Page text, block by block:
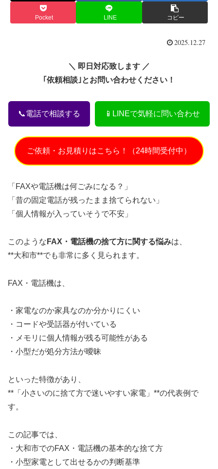
Pocket LINE コピー
2025.12.27
＼ 即日対応致します ／
｢依頼相談｣とお問い合わせください！
📞電話で相談する 📱LINEで気軽に問い合わせ
ご依頼・お見積りはこちら！（24時間受付中）
「FAXや電話機は何ごみになる？」
「昔の固定電話が残ったまま捨てられない」
「個人情報が入っていそうで不安」
このような FAX・電話機の捨て方に関する悩みは、
**大和市**でも非常に多く見られます。
FAX・電話機は、
・家電なのか家具なのか分かりにくい
・コードや受話器が付いている
・メモリに個人情報が残る可能性がある
・小型だが処分方法が曖昧
といった特徴があり、
**「小さいのに捨て方で迷いやすい家電」**の代表例で
す。
この記事では、
・大和市でのFAX・電話機の基本的な捨て方
・小型家電として出せるかの判断基準